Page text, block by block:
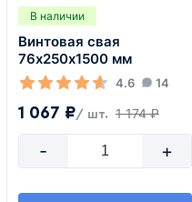
В наличии
Винтовая свая
76х250х1500 мм
4.6 14
1 067 ₽/ шт. 1 174 ₽
- +